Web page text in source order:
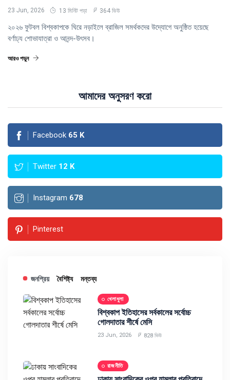
23 Jun, 2026 13 মিনিট পড়া 364 ভিউ
২০২৬ ফুটবল বিশ্বকাপকে ঘিরে নড়াইলে ব্রাজিল সমর্থকদের উদ্যোগে অনুষ্ঠিত হয়েছে
বর্ণাঢ্য শোভাযাত্রা ও আনন্দ-উৎসব।
আরও পড়ুন
আমাদের অনুসরণ করো
Facebook 65 K
Twitter 12 K
Instagram 678
Pinterest
জনপ্রিয় বৈশিষ্ট্য মন্তব্য
খেলাধুলা
বিশ্বকাপ ইতিহাসের সর্বকালের সর্বোচ্চ
গোলদাতার শীর্ষে মেসি
23 Jun, 2026 828 ভিউ
রাজনীতি